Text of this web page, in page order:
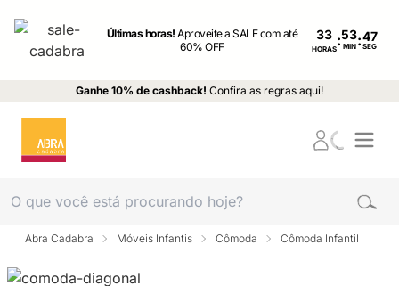
Últimas horas!Aproveite a SALE com até
60% OFF
33
HORAS: MIN : SEG
Ganhe 10% de cashback! Confira as regras aqui!
Abra Cadabra Móveis Infantis Cômoda Cômoda Infantil